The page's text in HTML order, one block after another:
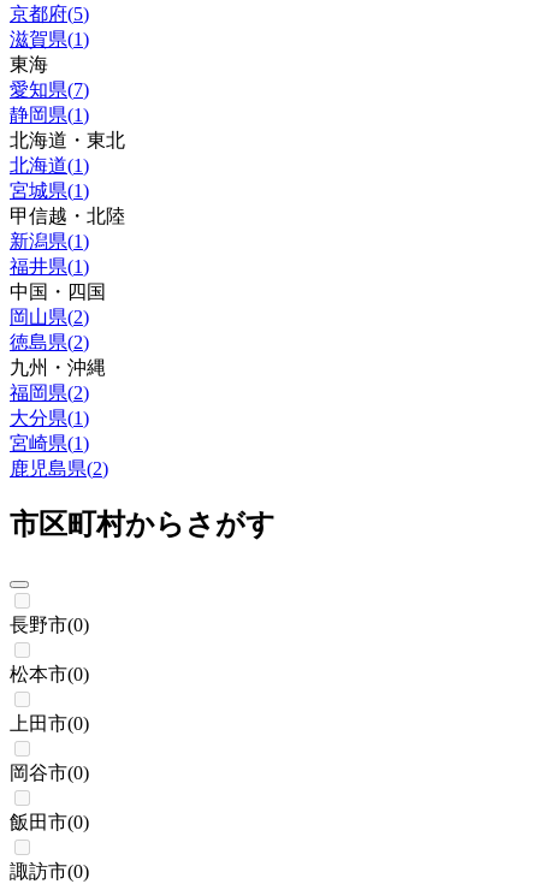
京都府(5)
滋賀県(1)
東海
愛知県(7)
静岡県(1)
北海道・東北
北海道(1)
宮城県(1)
甲信越・北陸
新潟県(1)
福井県(1)
中国・四国
岡山県(2)
徳島県(2)
九州・沖縄
福岡県(2)
大分県(1)
宮崎県(1)
鹿児島県(2)
市区町村からさがす
長野市(0)
松本市(0)
上田市(0)
岡谷市(0)
飯田市(0)
諏訪市(0)